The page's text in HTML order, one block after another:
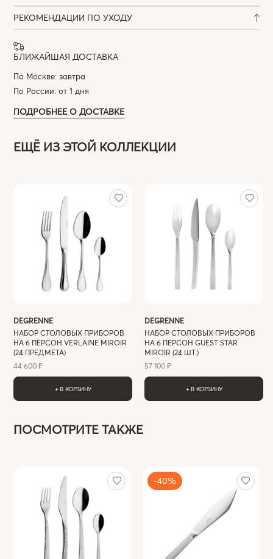
РЕКОМЕНДАЦИИ ПО УХОДУ
БЛИЖАЙШАЯ ДОСТАВКА
По Москве: завтра
По России: от 1 дня
ПОДРОБНЕЕ О ДОСТАВКЕ
ЕЩЁ ИЗ ЭТОЙ КОЛЛЕКЦИИ
DEGRENNE
НАБОР СТОЛОВЫХ ПРИБОРОВ
НА 6 ПЕРСОН VERLAINE MIROIR
(24 ПРЕДМЕТА)
44 600 ₽
+ В КОРЗИНУ
DEGRENNE
НАБОР СТОЛОВЫХ ПРИБОРОВ
НА 6 ПЕРСОН GUEST STAR
MIROIR (24 ШТ.)
57 100 ₽
+ В КОРЗИНУ
ПОСМОТРИТЕ ТАКЖЕ
-40%